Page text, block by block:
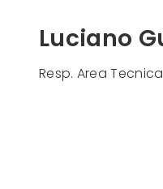
Luciano
Resp. Area Tecnica